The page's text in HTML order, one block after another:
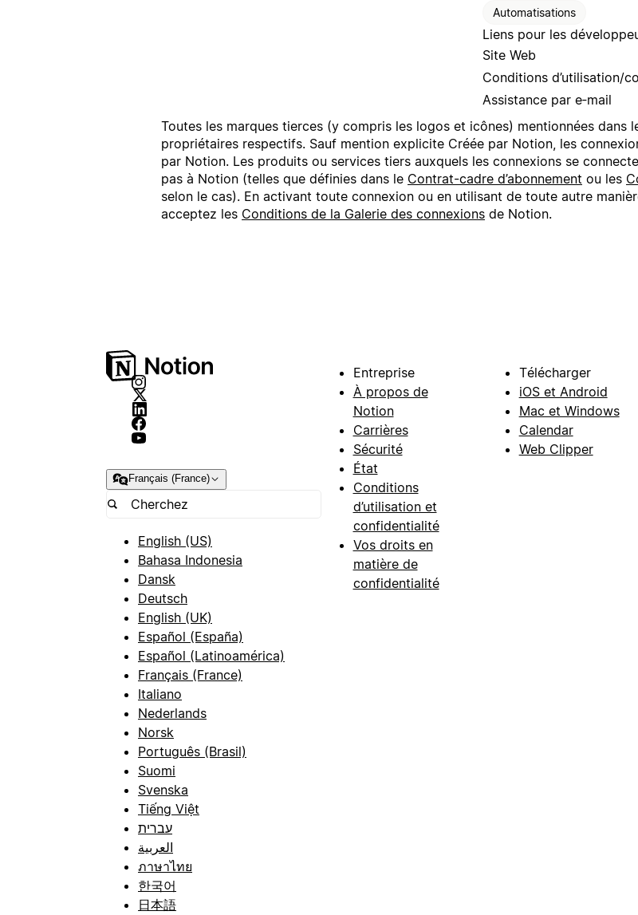
Automatisations
Liens pour les
Site Web
Conditions d’utilisation/
Assistance par e‑mail
Toutes les marques tierces (y compris les logos et icônes) mentionnées dans
propriétaires respectifs. Sauf mention explicite Créée par Notion, les
par Notion. Les produits ou services tiers auxquels les connexions se
pas à Notion (telles que définies dans le Contrat-cadre d’abonnement ou les
selon le cas). En activant toute connexion ou en utilisant de toute autre
acceptez les Conditions de la Galerie des connexions de Notion.
Français (France)
English (US)
Bahasa Indonesia
Dansk
Deutsch
English (UK)
Español (España)
Español (Latinoamérica)
Français (France)
Italiano
Nederlands
Norsk
Português (Brasil)
Suomi
Svenska
Tiếng Việt
עברית
العربية
ภาษาไทย
한국어
日本語
Entreprise
À propos de
Notion
Carrières
Sécurité
État
Conditions
d’utilisation et
confidentialité
Vos droits en
matière de
confidentialité
Télécharger
iOS et Android
Mac et Windows
Calendar
Web Clipper